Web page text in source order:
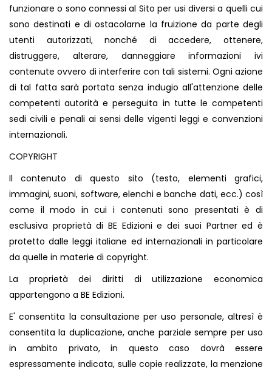
funzionare o sono connessi al Sito per usi diversi a quelli cui
sono destinati e di ostacolarne la fruizione da parte degli
utenti autorizzati, nonché di accedere, ottenere,
distruggere, alterare, danneggiare informazioni ivi
contenute ovvero di interferire con tali sistemi. Ogni azione
di tal fatta sarà portata senza indugio all'attenzione delle
competenti autorità e perseguita in tutte le competenti
sedi civili e penali ai sensi delle vigenti leggi e convenzioni
internazionali.
COPYRIGHT
Il contenuto di questo sito (testo, elementi grafici,
immagini, suoni, software, elenchi e banche dati, ecc.) così
come il modo in cui i contenuti sono presentati è di
esclusiva proprietà di BE Edizioni e dei suoi Partner ed è
protetto dalle leggi italiane ed internazionali in particolare
da quelle in materie di copyright.
La proprietà dei diritti di utilizzazione economica
appartengono a BE Edizioni.
E' consentita la consultazione per uso personale, altresì è
consentita la duplicazione, anche parziale sempre per uso
in ambito privato, in questo caso dovrà essere
espressamente indicata, sulle copie realizzate, la menzione